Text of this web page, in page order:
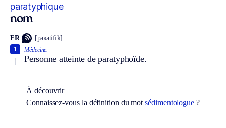
paratyphique
nom
FR [paʀatifik]
Médecine.
Personne atteinte de paratyphoïde.
1
À découvrir
Connaissez-vous la définition du motsédimentologue ?